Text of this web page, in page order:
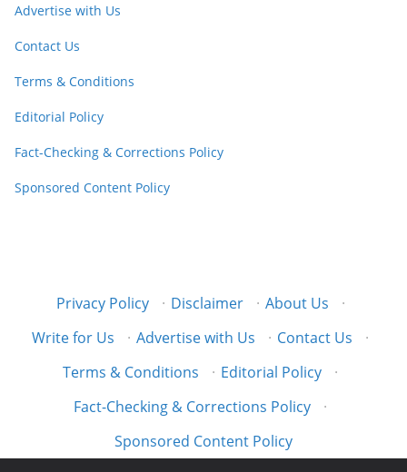
Advertise with Us
Contact Us
Terms & Conditions
Editorial Policy
Fact-Checking & Corrections Policy
Sponsored Content Policy
Privacy Policy · Disclaimer · About Us
·
Write for Us
· Advertise with Us · Contact Us
·
Terms & Conditions
· Editorial Policy
·
Fact-Checking & Corrections Policy
·
Sponsored Content Policy